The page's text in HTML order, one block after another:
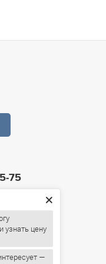
75
улица, 46
По
цену